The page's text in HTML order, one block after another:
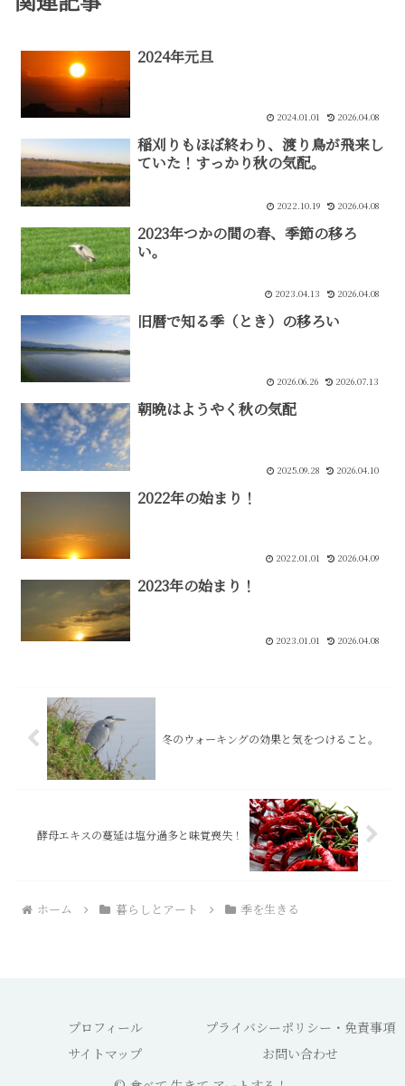
2024年元旦
2024.01.01 2026.04.08
稲刈りもほぼ終わり、渡り鳥が飛来し
ていた！すっかり秋の気配。
2022.10.19 2026.04.08
2023年つかの間の春、季節の移ろ
い。
2023.04.13 2026.04.08
旧暦で知る季（とき）の移ろい
2026.06.26 2026.07.13
朝晩はようやく秋の気配
2025.09.28 2026.04.10
2022年の始まり！
2022.01.01 2026.04.09
2023年の始まり！
2023.01.01 2026.04.08
冬のウォーキングの効果と気をつけること。
酵母エキスの蔓延は塩分過多と味覚喪失！
ホーム 暮らしとアート 季を生きる
プロフィール
プライバシーポリシー・免責事項
サイトマップ
お問い合わせ